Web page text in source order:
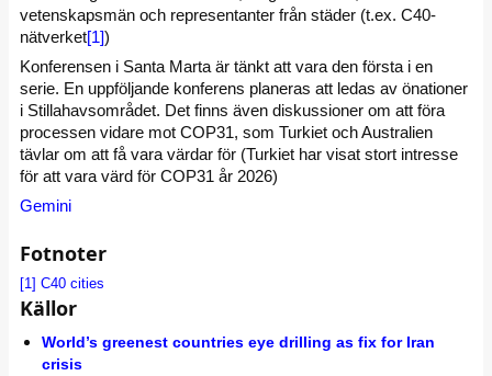
vetenskapsmän och representanter från städer (t.ex. C40-
nätverket[1])
Konferensen i Santa Marta är tänkt att vara den första i en
serie. En uppföljande konferens planeras att ledas av önationer
i Stillahavsområdet. Det finns även diskussioner om att föra
processen vidare mot COP31, som Turkiet och Australien
tävlar om att få vara värdar för (Turkiet har visat stort intresse
för att vara värd för COP31 år 2026)
Gemini
Fotnoter
[1] C40 cities
Källor
World’s greenest countries eye drilling as fix for Iran
crisis